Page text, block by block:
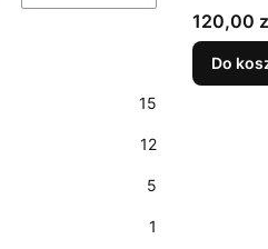
15
12
5
1
Cena
120,00
Do